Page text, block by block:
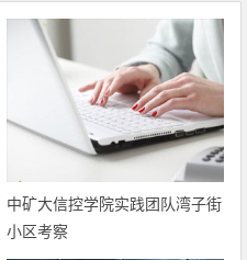
中矿大信控学院实践团队湾子街
小区考察